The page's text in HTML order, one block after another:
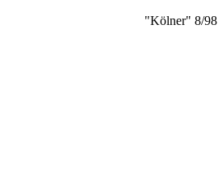
"Kölner" 8/98